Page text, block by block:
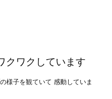
クワクしています
様子を観ていて 感動していま